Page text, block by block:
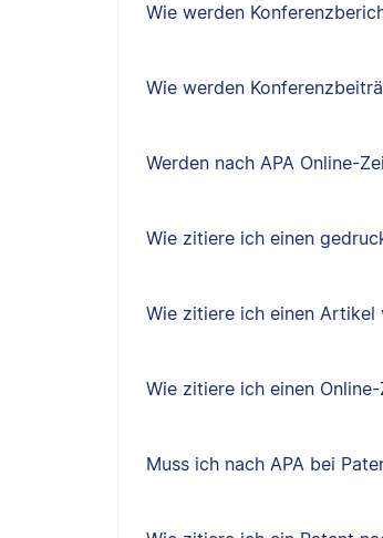
Wie werden
Wie werden
Werden nach APA Online-
Wie zitiere ich einen
Wie zitiere ich einen Artikel
Wie zitiere ich einen
Muss ich nach APA bei